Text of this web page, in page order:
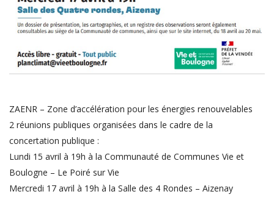
ZAENR – Zone d’accélération pour les énergies renouvelables
2 réunions publiques organisées dans le cadre de la
concertation publique :
Lundi 15 avril à 19h à la Communauté de Communes Vie et
Boulogne – Le Poiré sur Vie
Mercredi 17 avril à 19h à la Salle des 4 Rondes – Aizenay